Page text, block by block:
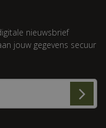
nieuwsbrief
jouw gegevens secuur